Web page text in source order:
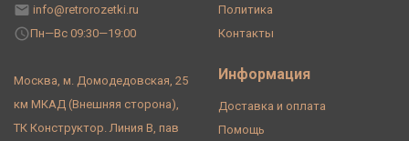
info@retrorozetki.ru
Пн—Вс 09:30—19:00
Москва, м. Домодедовская, 25
км МКАД (Внешняя сторона),
ТК Конструктор. Линия В, пав
Политика
Контакты
Информация
Доставка и оплата
Помощь